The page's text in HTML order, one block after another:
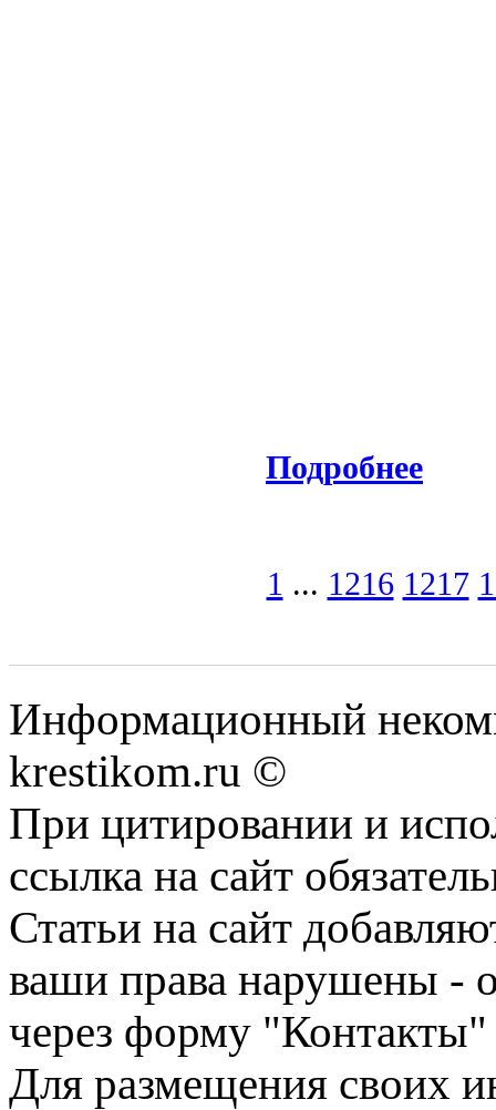
Подробнее
1 ... 1216 1217
Информационный
krestikom.ru ©
При цитировании и
ссылка на сайт
Статьи на сайт
ваши права нарушены -
через форму "Контакты"
Для размещения своих